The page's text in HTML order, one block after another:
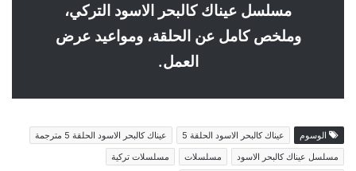
مسلسل عيناك كالبحر الاسود التركي،
وملخص كامل عن الحلقة، ومواعيد عرض
العمل.
الوسوم عيناك كالبحر الاسود الحلقة 5
عيناك كالبحر الاسود الحلقة 5 مترجمة
مسلسل عيناك كالبحر الاسود
مسلسلات
مسلسلات تركية